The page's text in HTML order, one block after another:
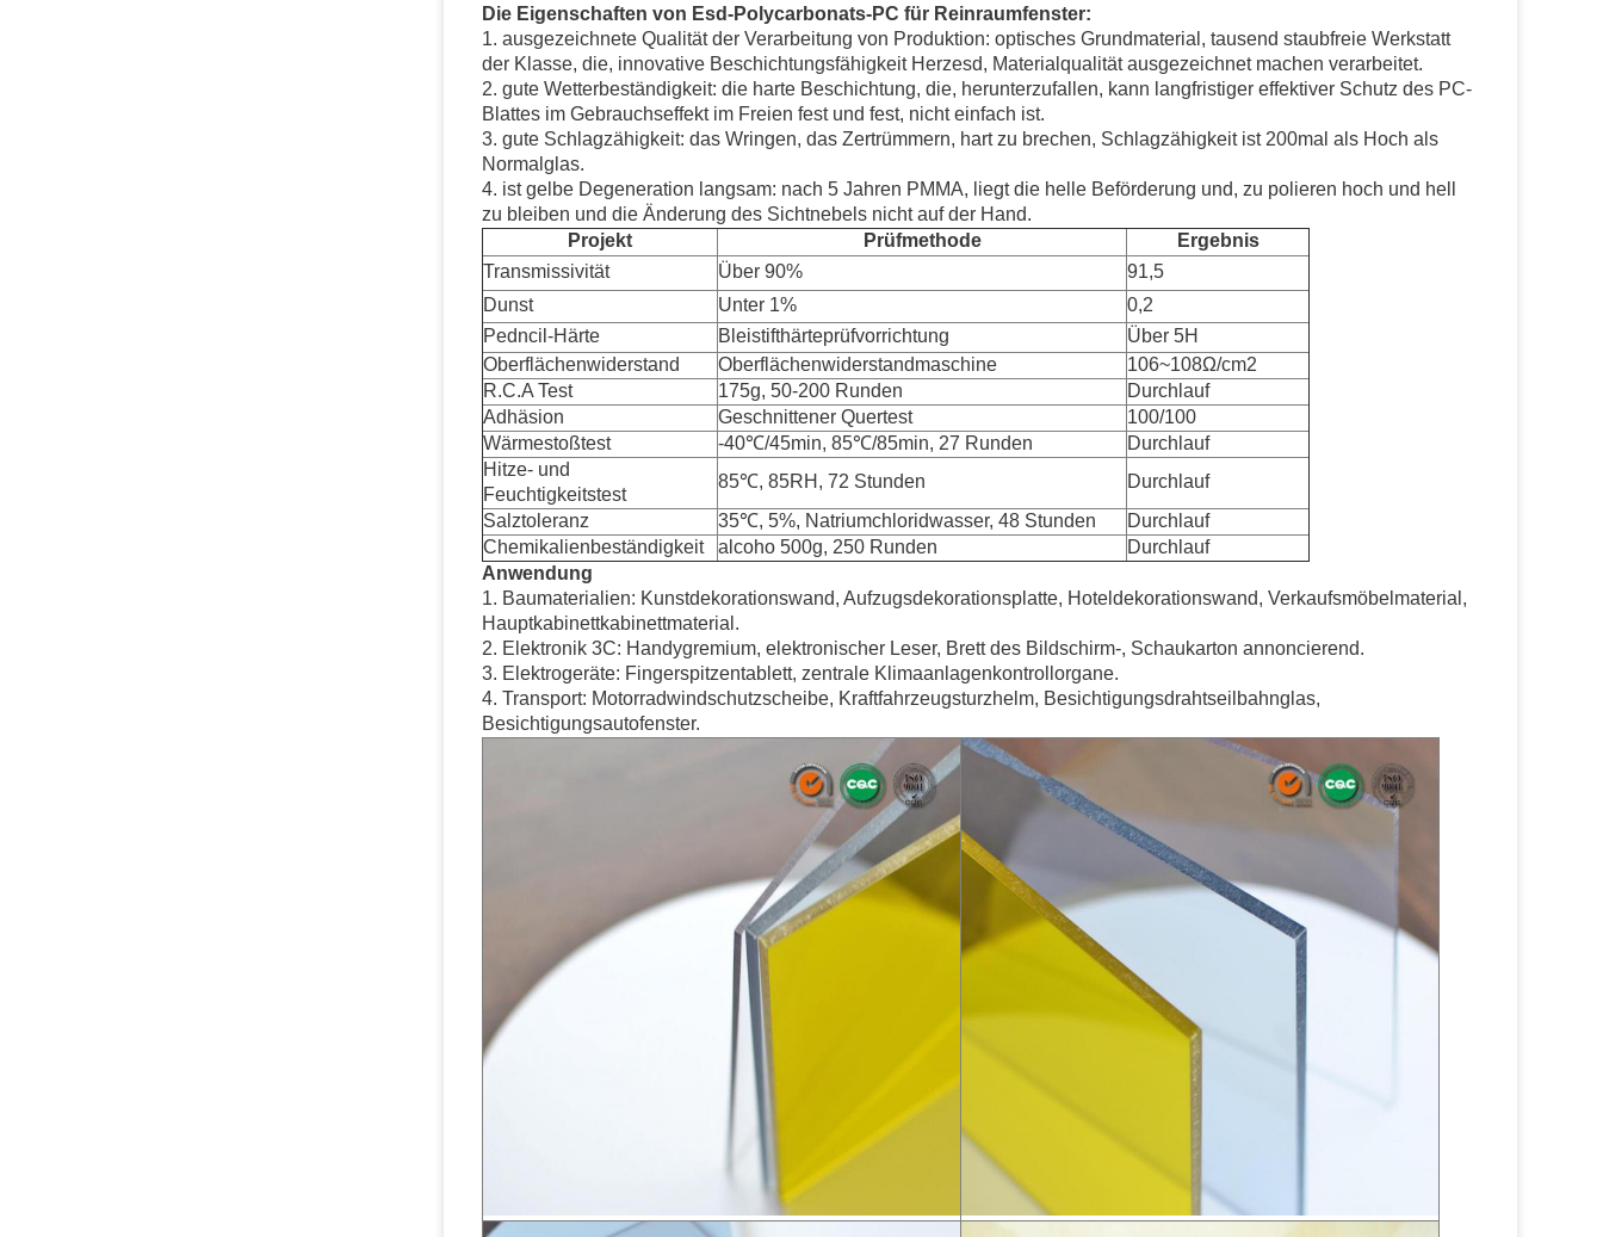
Die Eigenschaften von Esd-Polycarbonats-PC für Reinraumfenster:
1. ausgezeichnete Qualität der Verarbeitung von Produktion: optisches Grundmaterial, tausend staubfreie Werkstatt
der Klasse, die, innovative Beschichtungsfähigkeit Herzesd, Materialqualität ausgezeichnet machen verarbeitet.
2. gute Wetterbeständigkeit: die harte Beschichtung, die, herunterzufallen, kann langfristiger effektiver Schutz des PC-
Blattes im Gebrauchseffekt im Freien fest und fest, nicht einfach ist.
3. gute Schlagzähigkeit: das Wringen, das Zertrümmern, hart zu brechen, Schlagzähigkeit ist 200mal als Hoch als
Normalglas.
4. ist gelbe Degeneration langsam: nach 5 Jahren PMMA, liegt die helle Beförderung und, zu polieren hoch und hell
zu bleiben und die Änderung des Sichtnebels nicht auf der Hand.
Projekt
Prüfmethode
Ergebnis
Transmissivität
Über 90%
91,5
Dunst
Unter 1%
0,2
Pedncil-Härte
Bleistifthärteprüfvorrichtung
Über 5H
Oberflächenwiderstand
Oberflächenwiderstandmaschine
106~108Ω/cm2
R.C.A Test
175g, 50-200 Runden
Durchlauf
Adhäsion
Geschnittener Quertest
100/100
Wärmestoßtest
-40℃/45min, 85℃/85min, 27 Runden
Durchlauf
Hitze- und
Feuchtigkeitstest
85℃, 85RH, 72 Stunden
Durchlauf
Salztoleranz
35℃, 5%, Natriumchloridwasser, 48 Stunden
Durchlauf
Chemikalienbeständigkeit
alcoho 500g, 250 Runden
Durchlauf
Anwendung
1. Baumaterialien: Kunstdekorationswand, Aufzugsdekorationsplatte, Hoteldekorationswand, Verkaufsmöbelmaterial,
Hauptkabinettkabinettmaterial.
2. Elektronik 3C: Handygremium, elektronischer Leser, Brett des Bildschirm-, Schaukarton annoncierend.
3. Elektrogeräte: Fingerspitzentablett, zentrale Klimaanlagenkontrollorgane.
4. Transport: Motorradwindschutzscheibe, Kraftfahrzeugsturzhelm, Besichtigungsdrahtseilbahnglas,
Besichtigungsautofenster.